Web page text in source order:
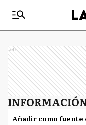
Ads
Añadir como fuente